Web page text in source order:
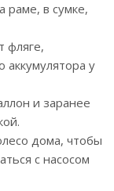
раме, в сумке,
фляге,
у
и заранее
дома, чтобы
с насосом